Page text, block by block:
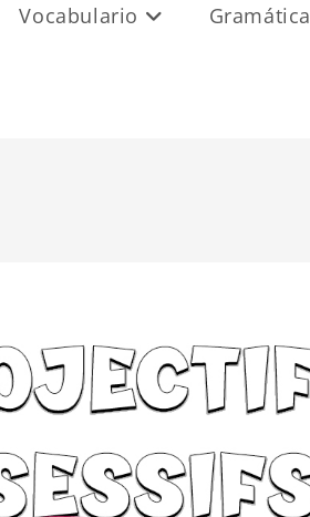
Vocabulario Gramática